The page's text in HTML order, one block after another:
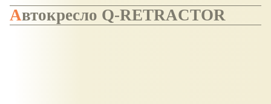
Автокресло Q-RETRACTOR